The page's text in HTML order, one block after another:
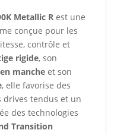
Metallic Rest une
conçue pour les
contrôle et
rigide, son
mancheet son
, elle favorise des
drives tendus et un
des technologies
Transition